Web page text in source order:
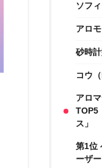
ソフ
アロ
砂時
コウ
アロ
TOP5
ス」
第1位
ーザ